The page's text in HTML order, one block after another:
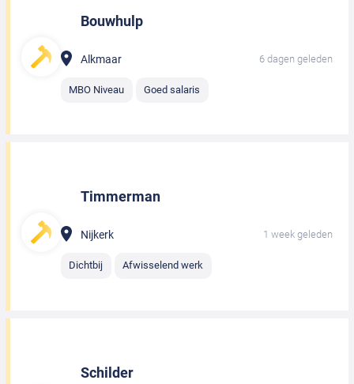
Bouwhulp
Alkmaar 6 dagen geleden
MBO Niveau Goed salaris
Timmerman
Nijkerk 1 week geleden
Dichtbij Afwisselend werk
Schilder